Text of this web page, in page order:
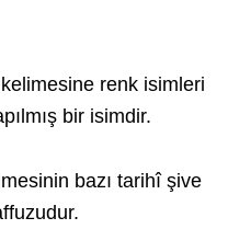
kelimesine renk isimleri
bir isimdir.
bazı tarihî şive